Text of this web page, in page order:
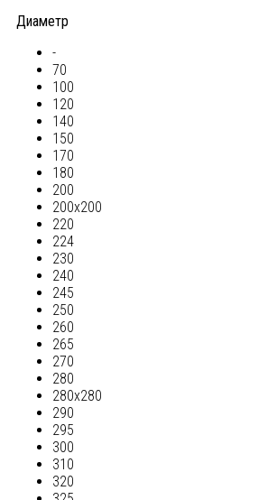
Диаметр
-
70
100
120
140
150
170
180
200
200х200
220
224
230
240
245
250
260
265
270
280
280х280
290
295
300
310
320